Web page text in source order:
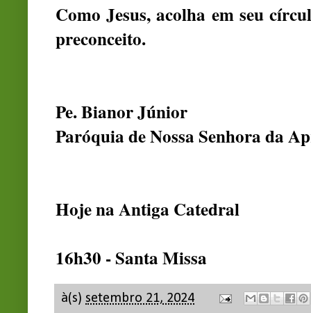
Como Jesus, acolha em seu
preconceito.
Pe. Bianor Júnior
Paróquia de Nossa Senhora da
Hoje na Antiga Catedral
16h30 - Santa Missa
à(s) setembro 21, 2024